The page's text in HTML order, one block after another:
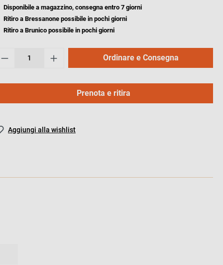
Disponibile a magazzino, consegna entro 7 giorni
Ritiro a Bressanone possibile in pochi giorni
Ritiro a Brunico possibile in pochi giorni
Ordinare e Consegna
Prenota e ritira
Aggiungi alla wishlist